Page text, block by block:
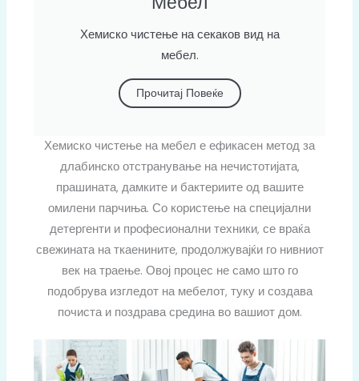
Хемиско чистење на секаков вид на
мебел.
Прочитај Повеќе
Хемиско чистење на мебел е ефикасен метод за
длабинско отстранување на нечистотијата,
прашината, дамките и бактериите од вашите
омилени парчиња. Со користење на специјални
детергенти и професионални техники, се враќа
свежината на ткаенините, продолжувајќи го нивниот
век на траење. Овој процес не само што го
подобрува изгледот на мебелот, туку и создава
почиста и поздрава средина во вашиот дом.